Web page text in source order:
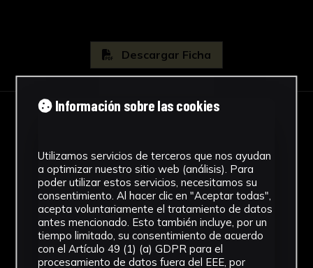
Descargar Ficha
Información sobre las cookies
Utilizamos servicios de terceros que nos ayudan
a optimizar nuestro sitio web (análisis). Para
poder utilizar estos servicios, necesitamos su
consentimiento. Al hacer clic en "Aceptar todas",
acepta voluntariamente el tratamiento de datos
antes mencionado. Esto también incluye, por un
tiempo limitado, su consentimiento de acuerdo
con el Artículo 49 (1) (a) GDPR para el
procesamiento de datos fuera del EEE, por